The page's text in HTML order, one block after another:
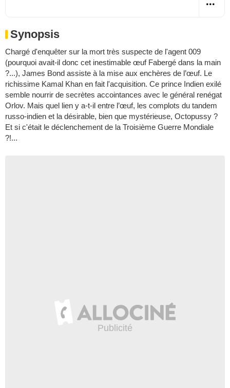
Synopsis
Chargé d'enquêter sur la mort très suspecte de l'agent 009
(pourquoi avait-il donc cet inestimable œuf Fabergé dans la main
?...), James Bond assiste à la mise aux enchères de l’œuf. Le
richissime Kamal Khan en fait l'acquisition. Ce prince Indien exilé
semble nourrir de secrètes accointances avec le général renégat
Orlov. Mais quel lien y a-t-il entre l’œuf, les complots du tandem
russo-indien et la désirable, bien que mystérieuse, Octopussy ?
Et si c'était le déclenchement de la Troisième Guerre Mondiale
?!...